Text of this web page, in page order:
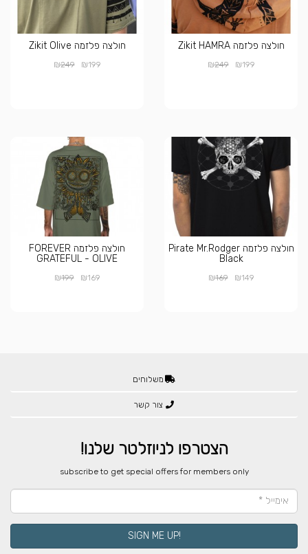
חולצה פלזמה Zikit HAMRA
₪199
₪249
חולצה פלזמה Zikit Olive
₪199
₪249
חולצה פלזמה Pirate Mr.Rodger
Black
₪149
₪169
חולצה פלזמה FOREVER
GRATEFUL - OLIVE
₪169
₪199
משלוחים
צור קשר
הצטרפו לניוזלטר שלנו!
​subscribe to get special offers for members only
!SIGN ME UP